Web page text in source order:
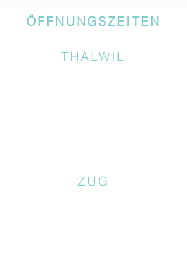
ÖFFNUNGSZEITEN
THALWIL
ZUG